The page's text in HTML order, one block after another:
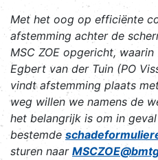
Met het oog op efficiënte
afstemming achter de
MSC ZOE opgericht,
Egbert van der Tuin (PO
vindt afstemming plaats
weg willen we namens de
het belangrijk is om in
bestemde
sturen naar